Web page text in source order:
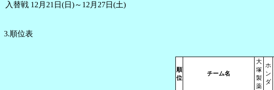
入替戦 12月21日(日)～12月27日(土)
3.順位表
順
位
チーム名
大
塚
製
薬
ホ
ン
ダ